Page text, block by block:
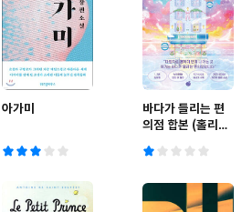
아가미
바다가 들리는 편
의점 합본 (홀리데